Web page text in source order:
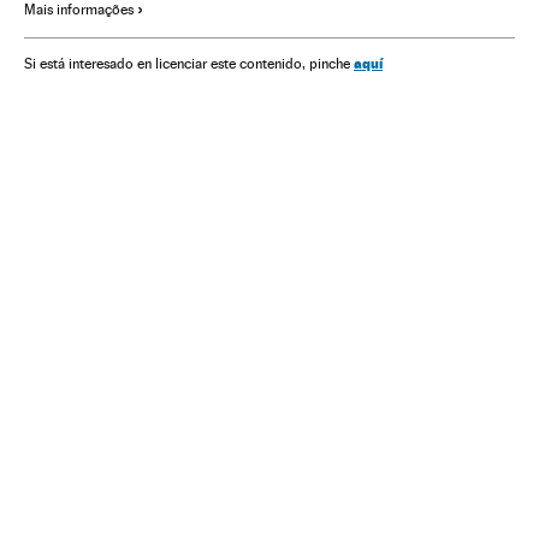
Investigação científica
Jair Bolsonaro Donald Trump Mascarillas faciales
Mais informações
Si está interesado en licenciar este contenido, pinche aquí